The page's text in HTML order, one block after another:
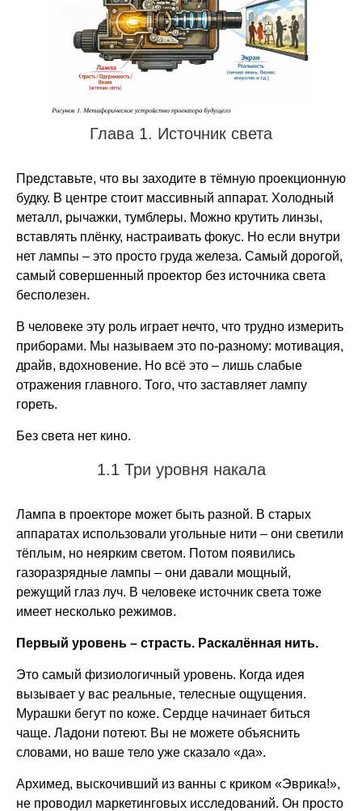
Глава 1. Источник света
Представьте, что вы заходите в тёмную проекционную
будку. В центре стоит массивный аппарат. Холодный
металл, рычажки, тумблеры. Можно крутить линзы,
вставлять плёнку, настраивать фокус. Но если внутри
нет лампы – это просто груда железа. Самый дорогой,
самый совершенный проектор без источника света
бесполезен.
В человеке эту роль играет нечто, что трудно измерить
приборами. Мы называем это по-разному: мотивация,
драйв, вдохновение. Но всё это – лишь слабые
отражения главного. Того, что заставляет лампу
гореть.
Без света нет кино.
1.1 Три уровня накала
Лампа в проекторе может быть разной. В старых
аппаратах использовали угольные нити – они светили
тёплым, но неярким светом. Потом появились
газоразрядные лампы – они давали мощный,
режущий глаз луч. В человеке источник света тоже
имеет несколько режимов.
Первый уровень – страсть. Раскалённая нить.
Это самый физиологичный уровень. Когда идея
вызывает у вас реальные, телесные ощущения.
Мурашки бегут по коже. Сердце начинает биться
чаще. Ладони потеют. Вы не можете объяснить
словами, но ваше тело уже сказало «да».
Архимед, выскочивший из ванны с криком «Эврика!»,
не проводил маркетинговых исследований. Он просто